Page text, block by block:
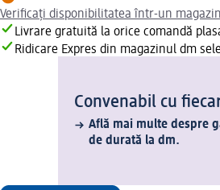
Verificați disponibilitatea într-un
Livrare gratuită la orice comandă
Ridicare Expres din magazinul dm
Convenabil cu
Află mai multe despre
de durată la dm.